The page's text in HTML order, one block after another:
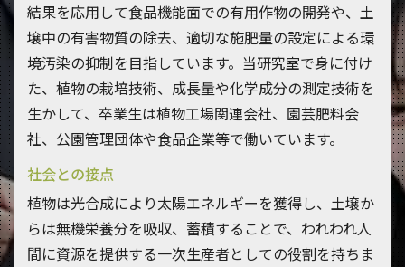
結果を応用して食品機能面での有用作物の開発や、土
壌中の有害物質の除去、適切な施肥量の設定による環
境汚染の抑制を目指しています。当研究室で身に付け
た、植物の栽培技術、成長量や化学成分の測定技術を
生かして、卒業生は植物工場関連会社、園芸肥料会
社、公園管理団体や食品企業等で働いています。
社会との接点
植物は光合成により太陽エネルギーを獲得し、土壌か
らは無機栄養分を吸収、蓄積することで、われわれ人
間に資源を提供する一次生産者としての役割を持ちま